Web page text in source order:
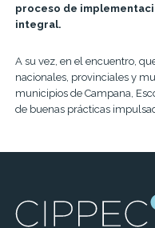
proceso de
integral.
A su vez, en el encuentro,
nacionales, provinciales y
municipios de Campana,
de buenas prácticas